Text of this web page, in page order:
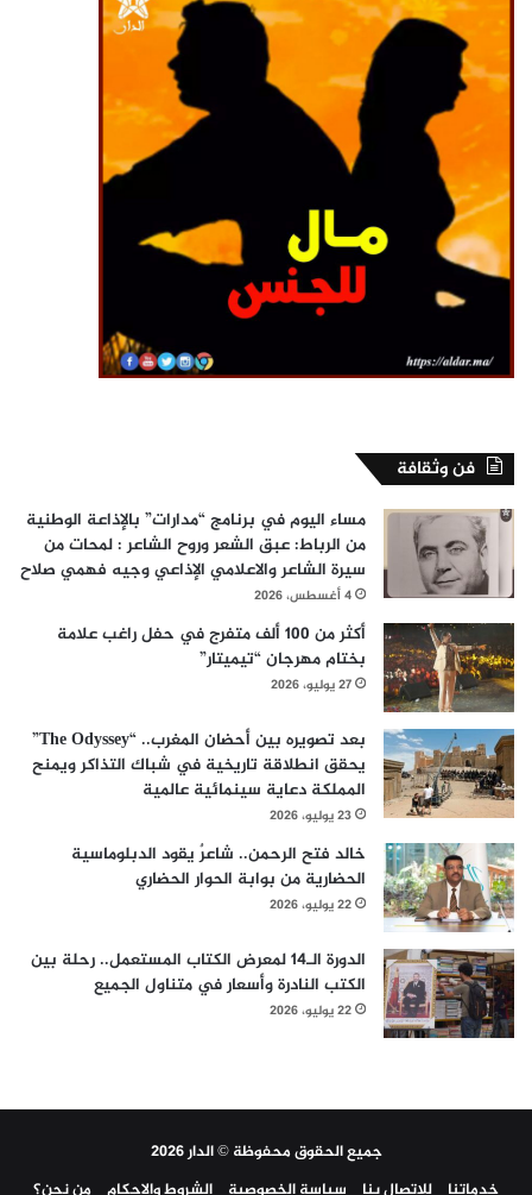
فن وثقافة
مساء اليوم في برنامج “مدارات” بالإذاعة الوطنية
من الرباط: عبق الشعر وروح الشاعر : لمحات من
سيرة الشاعر والاعلامي الإذاعي وجيه فهمي صلاح
4 أغسطس، 2026
أكثر من 100 ألف متفرج في حفل راغب علامة
بختام مهرجان “تيميتار”
27 يوليو، 2026
بعد تصويره بين أحضان المغرب.. “The Odyssey”
يحقق انطلاقة تاريخية في شباك التذاكر ويمنح
المملكة دعاية سينمائية عالمية
23 يوليو، 2026
خالد فتح الرحمن.. شاعرٌ يقود الدبلوماسية
الحضارية من بوابة الحوار الحضاري
22 يوليو، 2026
الدورة الـ14 لمعرض الكتاب المستعمل.. رحلة بين
الكتب النادرة وأسعار في متناول الجميع
22 يوليو، 2026
جميع الحقوق محفوظة © الدار 2026